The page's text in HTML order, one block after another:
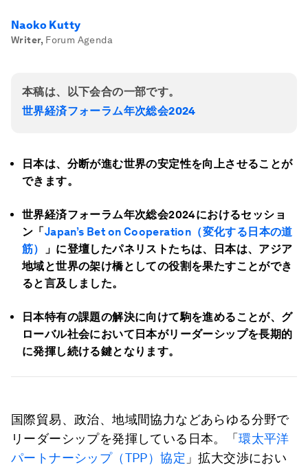
Naoko Kutty
Writer, Forum Agenda
本稿は、以下会合の一部です。
世界経済フォーラム年次総会2024
日本は、分断が進む世界の安定性を向上させることが
できます。
世界経済フォーラム年次総会2024におけるセッショ
ン「Japan’s Bet on Cooperation（変化する日本の道
筋）
」に登壇したパネリストたちは、日本は、アジア
地域と世界の架け橋としての役割を果たすことができ
ると言及しました。
日本特有の課題の解決に向けて駒を進めることが、グ
ローバル社会において日本がリーダーシップを長期的
に発揮し続ける鍵となります。
国際貿易、政治、地域間協力などあらゆる分野で
リーダーシップを発揮している日本。「環太平洋
パートナーシップ（TPP）協定 」拡大交渉におい